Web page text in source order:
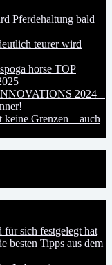
Pferdehaltung bald
teurer wird
horse TOP
2024 –
Grenzen – auch
für sich festgelegt hat
besten Tipps aus dem